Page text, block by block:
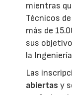
mientras
Técnicos
más de
sus
la
Las
abiertas y